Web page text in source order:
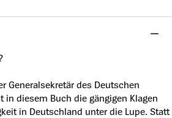
Generalsekretär des Deutschen
in diesem Buch die gängigen Klagen
in Deutschland unter die Lupe. Statt